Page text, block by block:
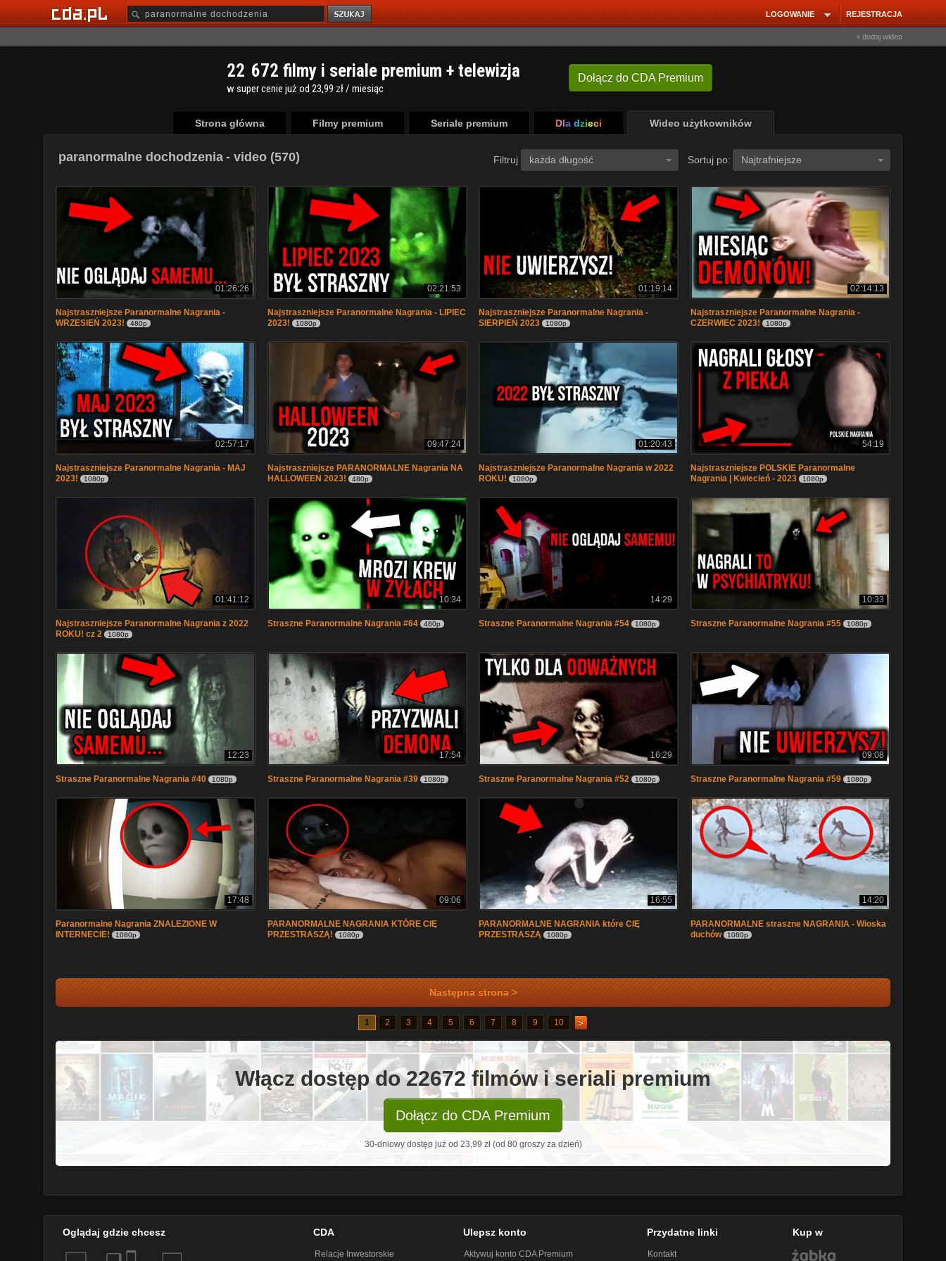
REJESTRACJA
LOGOWANIE
+ dodaj wideo
Dołącz do CDA Premium
22 672 filmy i seriale premium + telewizja
w super cenie już od 23,99 zł / miesiąc
Strona główna Filmy premium Seriale premium Dla dzieci Wideo użytkowników
paranormalne dochodzenia - video (570) Filtruj każda długość Sortuj po: Najtrafniejsze
01:26:26
Najstraszniejsze Paranormalne Nagrania -
WRZESIEŃ 2023!
480p
02:21:53
Najstraszniejsze Paranormalne Nagrania - LIPIEC
2023!
1080p
01:19:14
Najstraszniejsze Paranormalne Nagrania -
SIERPIEŃ 2023
1080p
02:14:13
Najstraszniejsze Paranormalne Nagrania -
CZERWIEC 2023!
1080p
02:57:17
Najstraszniejsze Paranormalne Nagrania - MAJ
2023!
1080p
09:47:24
Najstraszniejsze PARANORMALNE Nagrania NA
HALLOWEEN 2023!
480p
01:20:43
Najstraszniejsze Paranormalne Nagrania w 2022
ROKU!
1080p
54:19
Najstraszniejsze POLSKIE Paranormalne
Nagrania | Kwiecień - 2023
1080p
01:41:12
Najstraszniejsze Paranormalne Nagrania z 2022
ROKU! cz 2
1080p
10:34
Straszne Paranormalne Nagrania #64 480p
14:29
Straszne Paranormalne Nagrania #54 1080p
10:33
Straszne Paranormalne Nagrania #55 1080p
12:23
Straszne Paranormalne Nagrania #40 1080p
17:54
Straszne Paranormalne Nagrania #39 1080p
16:29
Straszne Paranormalne Nagrania #52 1080p
09:08
Straszne Paranormalne Nagrania #59 1080p
17:48
Paranormalne Nagrania ZNALEZIONE W
INTERNECIE!
1080p
09:06
PARANORMALNE NAGRANIA KTÓRE CIĘ
PRZESTRASZĄ!
1080p
16:55
PARANORMALNE NAGRANIA które CIĘ
PRZESTRASZĄ
1080p
14:20
PARANORMALNE straszne NAGRANIA - Wioska
duchów
1080p
Następna strona >
1 2 3 4 5 6 7 8 9 10
Włącz dostęp do 22672 filmów i seriali premium
Dołącz do CDA Premium
30-dniowy dostęp już od 23,99 zł (od 80 groszy za dzień)
Oglądaj gdzie chcesz CDA
Relacje Inwestorskie
Ulepsz konto
Aktywuj konto CDA Premium
Przydatne linki
Kontakt
Kup w